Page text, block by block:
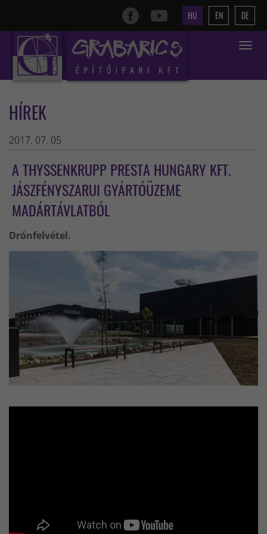
HU EN DE
Toggle
HÍREK
2017. 07. 05
A THYSSENKRUPP PRESTA HUNGARY KFT.
JÁSZFÉNYSZARUI GYÁRTÓÜZEME
MADÁRTÁVLATBÓL
Drónfelvétel.